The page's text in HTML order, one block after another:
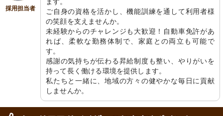
採用担当者
ます。
ご自身の資格を活かし、機能訓練を通して利用者様
の笑顔を支えませんか。
未経験からのチャレンジも大歓迎！自動車免許があ
れば、柔軟な勤務体制で、家庭との両立も可能で
す。
感謝の気持ちが伝わる昇給制度も整い、やりがいを
持って長く働ける環境を提供します。
私たちと一緒に、地域の方々の健やかな毎日に貢献
しませんか。